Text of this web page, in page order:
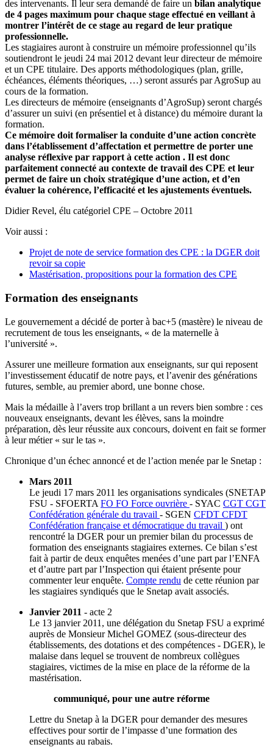
des intervenants. Il leur sera demandé de faire un bilan analytique
de 4 pages maximum pour chaque stage effectué en veillant à
montrer l’intérêt de ce stage au regard de leur pratique
professionnelle.
Les stagiaires auront à construire un mémoire professionnel qu’ils
soutiendront le jeudi 24 mai 2012 devant leur directeur de mémoire
et un CPE titulaire. Des apports méthodologiques (plan, grille,
échéances, éléments théoriques, …) seront assurés par AgroSup au
cours de la formation.
Les directeurs de mémoire (enseignants d’AgroSup) seront chargés
d’assurer un suivi (en présentiel et à distance) du mémoire durant la
formation.
Ce mémoire doit formaliser la conduite d’une action concrète
dans l’établissement d’affectation et permettre de porter une
analyse réflexive par rapport à cette action . Il est donc
parfaitement connecté au contexte de travail des CPE et leur
permet de faire un choix stratégique d’une action, et d’en
évaluer la cohérence, l’efficacité et les ajustements éventuels.
Didier Revel, élu catégoriel CPE – Octobre 2011
Voir aussi :
Projet de note de service formation des CPE : la DGER doit
revoir sa copie
Mastérisation, propositions pour la formation des CPE
Formation des enseignants
Le gouvernement a décidé de porter à bac+5 (mastère) le niveau de
recrutement de tous les enseignants, « de la maternelle à
l’université ».
Assurer une meilleure formation aux enseignants, sur qui reposent
l’investissement éducatif de notre pays, et l’avenir des générations
futures, semble, au premier abord, une bonne chose.
Mais la médaille à l’avers trop brillant a un revers bien sombre : ces
nouveaux enseignants, devant les élèves, sans la moindre
préparation, dès leur réussite aux concours, doivent en fait se former
à leur métier « sur le tas ».
Chronique d’un échec annoncé et de l’action menée par le Snetap :
Mars 2011
Le jeudi 17 mars 2011 les organisations syndicales (SNETAP
FSU - SFOERTA FO FO Force ouvrière - SYAC CGT CGT
Confédération générale du travail - SGEN CFDT CFDT
Confédération française et démocratique du travail ) ont
rencontré la DGER pour un premier bilan du processus de
formation des enseignants stagiaires externes. Ce bilan s’est
fait à partir de deux enquêtes menées d’une part par l’ENFA
et d’autre part par l’Inspection qui étaient présente pour
commenter leur enquête. Compte rendu de cette réunion par
les stagiaires syndiqués que le Snetap avait associés.
Janvier 2011 - acte 2
Le 13 janvier 2011, une délégation du Snetap FSU a exprimé
auprès de Monsieur Michel GOMEZ (sous-directeur des
établissements, des dotations et des compétences - DGER), le
malaise dans lequel se trouvent de nombreux collègues
stagiaires, victimes de la mise en place de la réforme de la
mastérisation.
communiqué, pour une autre réforme
Lettre du Snetap à la DGER pour demander des mesures
effectives pour sortir de l’impasse d’une formation des
enseignants au rabais.